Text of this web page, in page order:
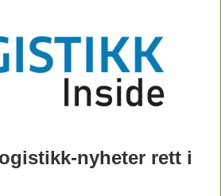
fremdeles være den
handelsaktøren,
av totale handelsvolumer
og andre
markeder" vil kapre en
nyheter rett i